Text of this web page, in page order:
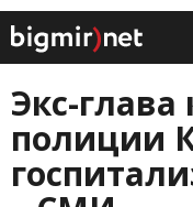
Экс-глава
полиции